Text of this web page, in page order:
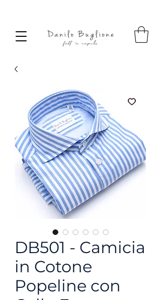
DB501 - Camicia
in Cotone
Popeline con